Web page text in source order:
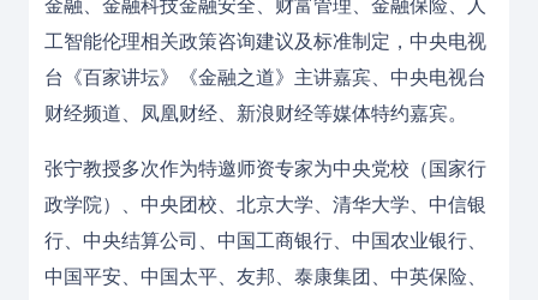
金融、金融科技金融安全、财富管理、金融保险、人
工智能伦理相关政策咨询建议及标准制定，中央电视
台《百家讲坛》《金融之道》主讲嘉宾、中央电视台
财经频道、凤凰财经、新浪财经等媒体特约嘉宾。
张宁教授多次作为特邀师资专家为中央党校（国家行
政学院）、中央团校、北京大学、清华大学、中信银
行、中央结算公司、中国工商银行、中国农业银行、
中国平安、中国太平、友邦、泰康集团、中英保险、